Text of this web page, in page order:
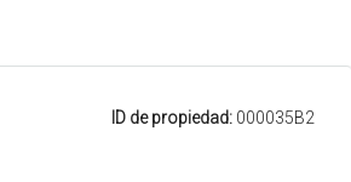
ID de propiedad: 000035B2